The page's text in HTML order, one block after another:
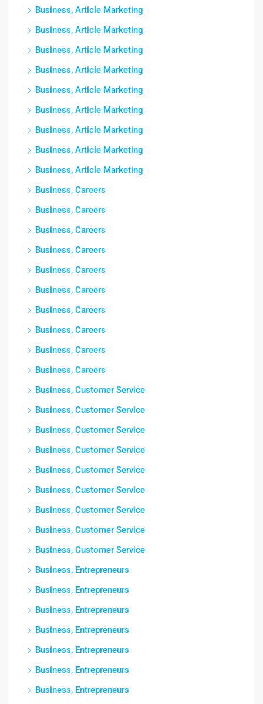
Business, Article Marketing
Business, Article Marketing
Business, Article Marketing
Business, Article Marketing
Business, Article Marketing
Business, Article Marketing
Business, Article Marketing
Business, Article Marketing
Business, Article Marketing
Business, Careers
Business, Careers
Business, Careers
Business, Careers
Business, Careers
Business, Careers
Business, Careers
Business, Careers
Business, Careers
Business, Careers
Business, Customer Service
Business, Customer Service
Business, Customer Service
Business, Customer Service
Business, Customer Service
Business, Customer Service
Business, Customer Service
Business, Customer Service
Business, Customer Service
Business, Entrepreneurs
Business, Entrepreneurs
Business, Entrepreneurs
Business, Entrepreneurs
Business, Entrepreneurs
Business, Entrepreneurs
Business, Entrepreneurs